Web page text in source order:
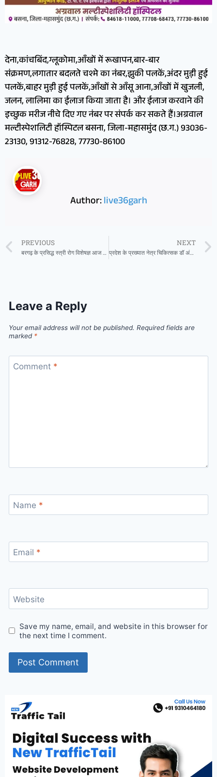
देना,कांचबिंद,ग्लूकोमा,आँखों में रूखापन,बार-बार
संक्रमण,लगातार बदलते चश्मे का नंबर,झुकी पलकें,अंदर मुड़ी हुई
पलकें,बाहर मुड़ी हुई पलकें,आँखों से आँसू आना,आँखों में खुजली,
जलन, लालिमा का ईलाज किया जाता है। और ईलाज करवाने की
इच्छुक मरीज नीचे दिए गए नंबर पर संपर्क कर सकते हैं।अग्रवाल
मल्टीस्पेशलिटी हॉस्पिटल बसना, जिला-महासमुंद (छ.ग.) 93036-
23130, 91312-76828, 77730-86100
Author:live36garh
PREVIOUS
बरगढ़ के प्रसिद्ध स्त्री रोग विशेषज्ञ आज 1 मई को श्री साईं मेडिकोज सरायपाली में उपलब्ध रहेंगे
NEXT
प्रदेश के प्रख्यात नेत्र चिकित्सक डॉ अंकुर सक्सेना एवं उनकी टीम आज 05 जूलाई को अग्रवाल नर्सिंग होम बसना में उपलब्ध रहेंगे
Leave a Reply
Your email address will not be published. Required fields are
marked *
Comment *
Name *
Email *
Website
Save my name, email, and website in this browser for
the next time I comment.